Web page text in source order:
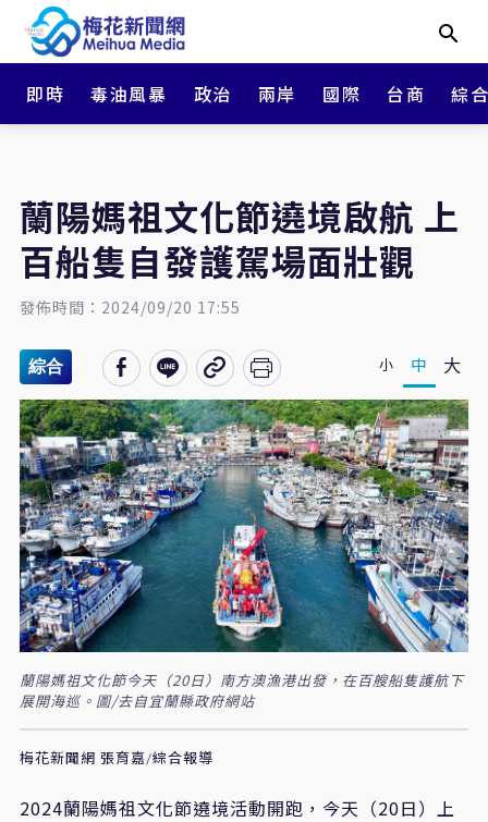
即時 毒油風暴 政治 兩岸 國際 台商 綜
蘭陽媽祖文化節遶境啟航 上
百船隻自發護駕場面壯觀
發佈時間：2024/09/20 17:55
綜合 小 中 大
蘭陽媽祖文化節今天（20日）南方澳漁港出發，在百艘船隻護航下
展開海巡。圖/去自宜蘭縣政府網站
梅花新聞網 張育嘉/綜合報導
2024蘭陽媽祖文化節遶境活動開跑，今天（20日）上